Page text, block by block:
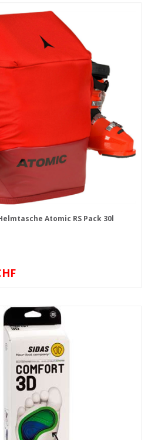
Atomic RS Pack 30l